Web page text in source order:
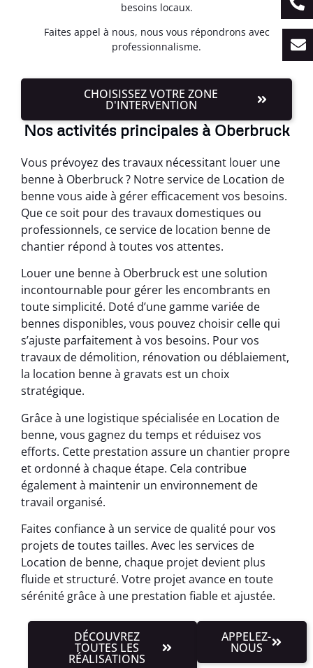
besoins locaux.
Faites appel à nous, nous vous répondrons avec
professionnalisme.
CHOISISSEZ VOTRE ZONE
D'INTERVENTION
Nos activités principales à Oberbruck
Vous prévoyez des travaux nécessitant louer une
benne à Oberbruck ? Notre service de Location de
benne vous aide à gérer efficacement vos besoins.
Que ce soit pour des travaux domestiques ou
professionnels, ce service de location benne de
chantier répond à toutes vos attentes.
Louer une benne à Oberbruck est une solution
incontournable pour gérer les encombrants en
toute simplicité. Doté d’une gamme variée de
bennes disponibles, vous pouvez choisir celle qui
s’ajuste parfaitement à vos besoins. Pour vos
travaux de démolition, rénovation ou déblaiement,
la location benne à gravats est un choix
stratégique.
Grâce à une logistique spécialisée en Location de
benne, vous gagnez du temps et réduisez vos
efforts. Cette prestation assure un chantier propre
et ordonné à chaque étape. Cela contribue
également à maintenir un environnement de
travail organisé.
Faites confiance à un service de qualité pour vos
projets de toutes tailles. Avec les services de
Location de benne, chaque projet devient plus
fluide et structuré. Votre projet avance en toute
sérénité grâce à une prestation fiable et ajustée.
DÉCOUVREZ
TOUTES LES
RÉALISATIONS
APPELEZ-
NOUS